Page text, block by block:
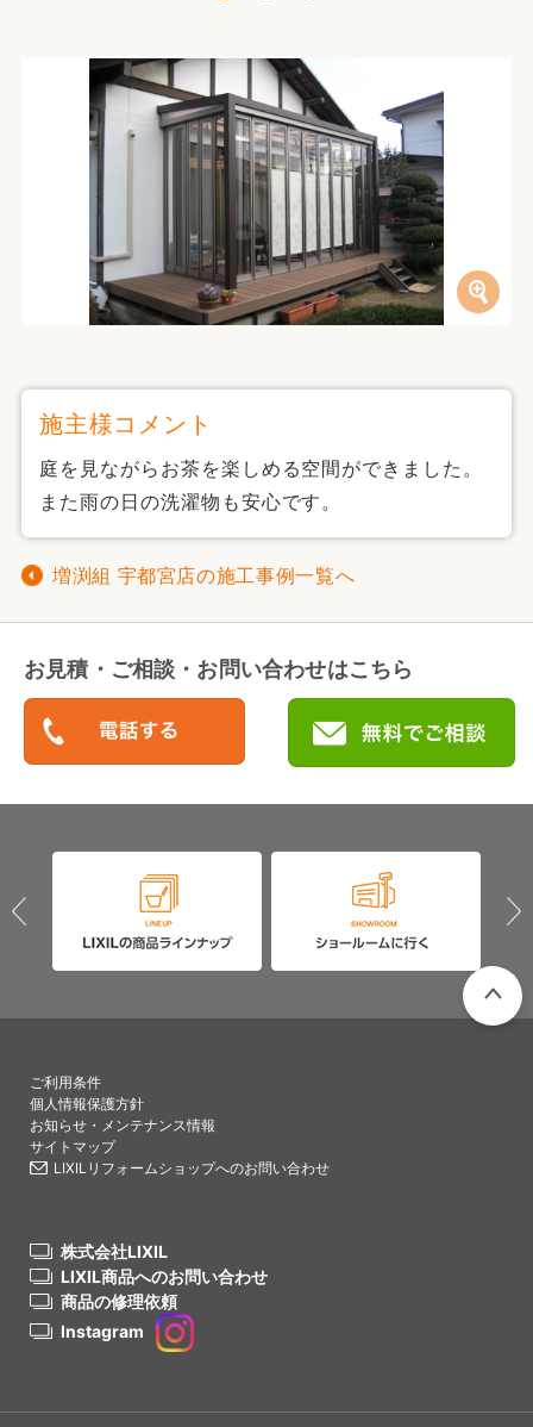
施主様コメント
庭を見ながらお茶を楽しめる空間ができました。
また雨の日の洗濯物も安心です。
増渕組 宇都宮店の施工事例一覧へ
お見積・ご相談・お問い合わせはこちら
ご利用条件
個人情報保護方針
お知らせ・メンテナンス情報
サイトマップ
LIXILリフォームショップへのお問い合わせ
株式会社LIXIL
LIXIL商品へのお問い合わせ
商品の修理依頼
Instagram